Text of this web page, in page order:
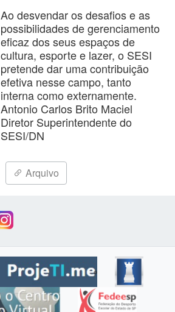
Ao desvendar os desafios e as
possibilidades de gerenciamento
eficaz dos seus espaços de
cultura, esporte e lazer, o SESI
pretende dar uma contribuição
efetiva nesse campo, tanto
interna como externamente.
Antonio Carlos Brito Maciel
Diretor Superintendente do
SESI/DN
Arquivo